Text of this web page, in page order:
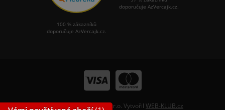
100 % zákazníků
doporučuje AzVercajk.cz.
doporučuje AzVercajk.cz.
© 2026 Nářadí Slavkov, s.r.o. Vytvořil WEB-KLUB.cz